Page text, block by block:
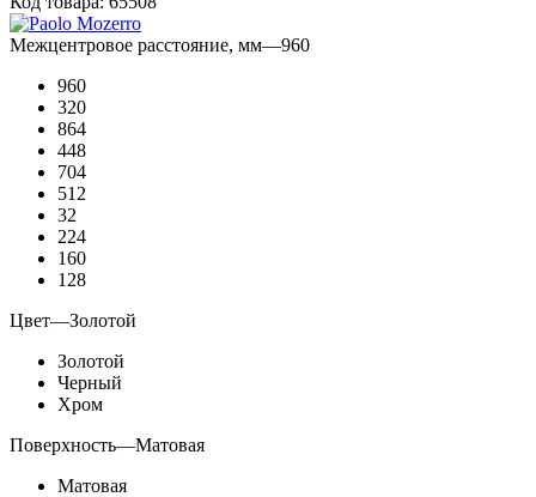
Межцентровое расстояние, мм—960
960
320
864
448
704
512
32
224
160
128
Цвет—Золотой
Золотой
Черный
Хром
Поверхность—Матовая
Матовая